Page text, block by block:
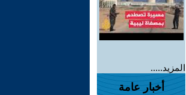
المزيد.....
أخبار عامة